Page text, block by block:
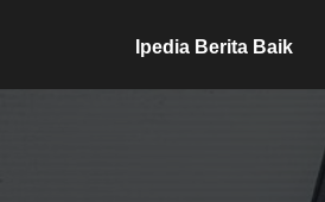
Ipedia Berita Baik